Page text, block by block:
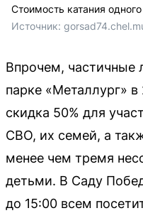
Стоимость катания
Источник:
Впрочем, частичные
парке «Металлург» в
скидка 50% для
СВО, их семей, а
менее чем тремя
детьми. В Саду
до 15:00 всем